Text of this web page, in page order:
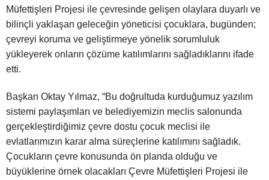
Müfettişleri Projesi ile çevresinde gelişen olaylara duyarlı ve
bilinçli yaklaşan geleceğin yöneticisi çocuklara, bugünden;
çevreyi koruma ve geliştirmeye yönelik sorumluluk
yükleyerek onların çözüme katılımlarını sağladıklarını ifade
etti.
Başkan Oktay Yılmaz, “Bu doğrultuda kurduğumuz yazılım
sistemi paylaşımları ve belediyemizin meclis salonunda
gerçekleştirdiğimiz çevre dostu çocuk meclisi ile
evlatlarımızın karar alma süreçlerine katılımını sağladık.
Çocukların çevre konusunda ön planda olduğu ve
büyüklerine örnek olacakları Çevre Müfettişleri Projesi ile